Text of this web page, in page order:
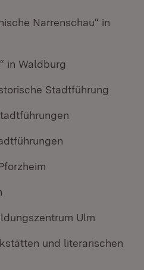
Narrenschau“ in
in Waldburg
Stadtführung
Ulm
und literarischen